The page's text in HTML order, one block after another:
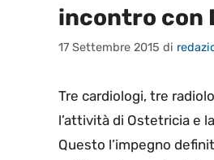
incontro con
17 Settembre 2015 di
Tre cardiologi, tre
l’attività di Ostetricia e
Questo l’impegno